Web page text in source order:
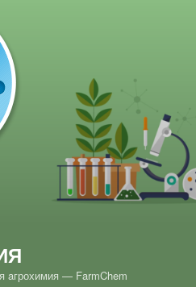
aгрохимия — FarmChem